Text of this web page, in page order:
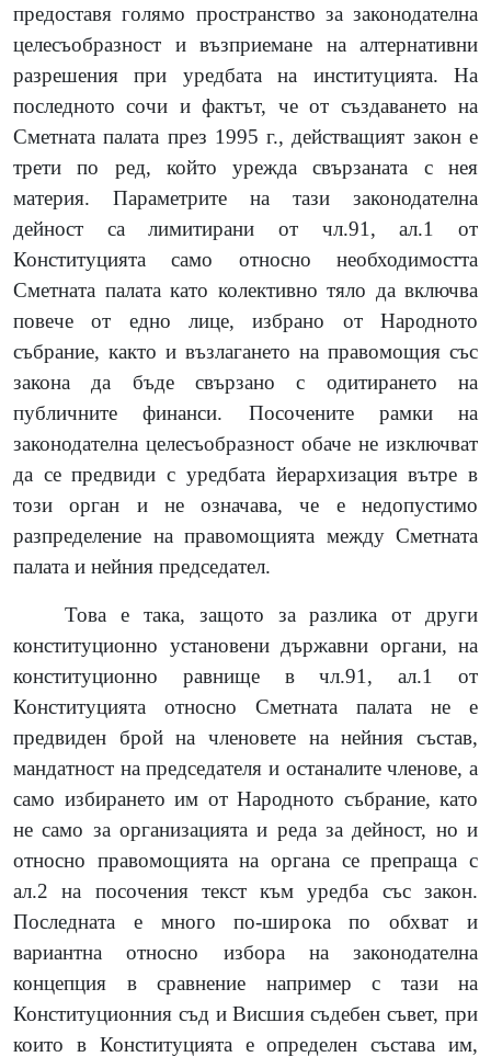
предоставя голямо пространство за законодателна
целесъобразност и възприемане на алтернативни
разрешения при уредбата на институцията. На
последното сочи и фактът, че от създаването на
Сметната палата през 1995 г., действащият закон е
трети по ред, който урежда свързаната с нея
материя. Параметрите на тази законодателна
дейност са лимитирани от чл.91, ал.1 от
Конституцията само относно необходимостта
Сметната палата като колективно тяло да включва
повече от едно лице, избрано от Народното
събрание, както и възлагането на правомощия със
закона да бъде свързано с одитирането на
публичните финанси. Посочените рамки на
законодателна целесъобразност обаче не изключват
да се предвиди с уредбата йерархизация вътре в
този орган и не означава, че е недопустимо
разпределение на правомощията между Сметната
палата и нейния председател.
Това е така, защото за разлика от други
конституционно установени държавни органи, на
конституционно равнище в чл.91, ал.1 от
Конституцията относно Сметната палата не е
предвиден брой на членовете на нейния състав,
мандатност на председателя и останалите членове, а
само избирането им от Народното събрание, като
не само за организацията и реда за дейност, но и
относно правомощията на органа се препраща с
ал.2 на посочения текст към уредба със закон.
Последната е много по-широка по обхват и
вариантна относно избора на законодателна
концепция в сравнение например с тази на
Конституционния съд и Висшия съдебен съвет, при
които в Конституцията е определен състава им,